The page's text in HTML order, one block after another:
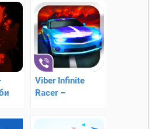
Viber Infinite
Racer –